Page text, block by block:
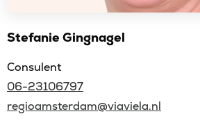
Stefanie Gingnagel
Consulent
06-23106797
regioamsterdam@viaviela.nl